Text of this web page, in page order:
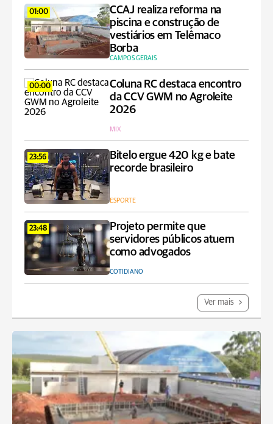
01:00
CCAJ realiza reforma na
piscina e construção de
vestiários em Telêmaco
Borba
CAMPOS GERAIS
00:00
Coluna RC destaca encontro
da CCV GWM no Agroleite
2026
MIX
23:56
Bitelo ergue 420 kg e bate
recorde brasileiro
ESPORTE
23:48
Projeto permite que
servidores públicos atuem
como advogados
COTIDIANO
Ver mais